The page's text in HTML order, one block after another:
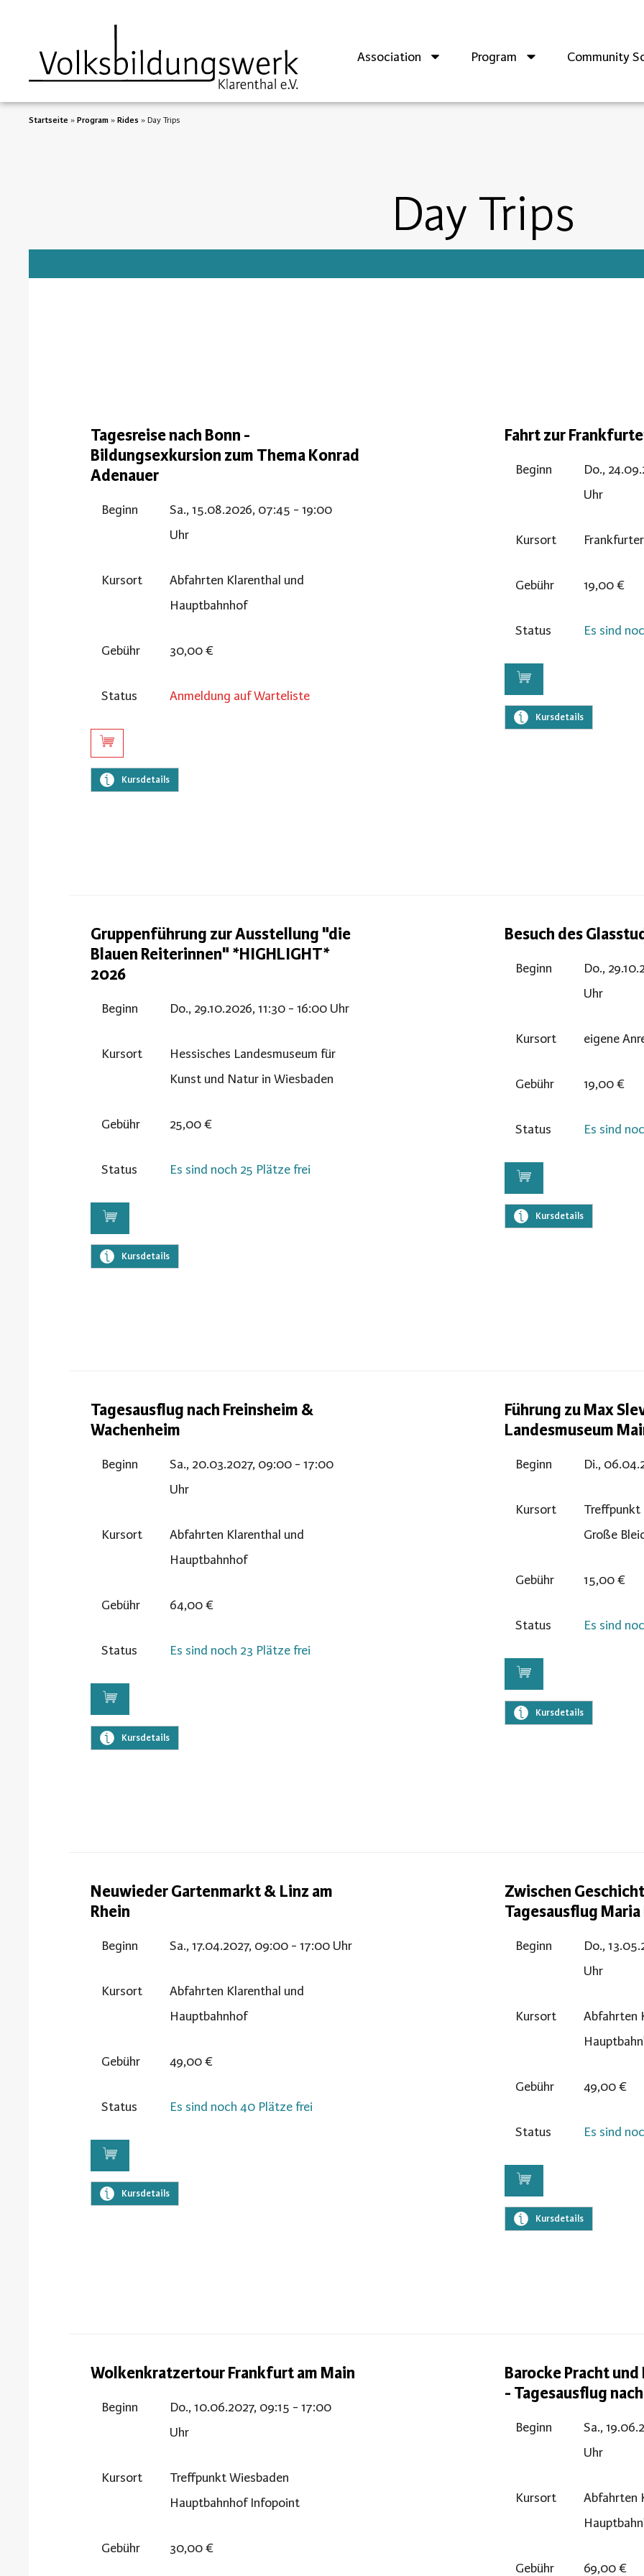
Association Program Community
Startseite » Program » Rides » Day Trips
Day Trips
Tagesreise nach Bonn -
Bildungsexkursion zum Thema Konrad
Adenauer
Beginn
Sa., 15.08.2026, 07:45 - 19:00
Uhr
Kursort
Abfahrten Klarenthal und
Hauptbahnhof
Gebühr 30,00 €
Status Anmeldung auf Warteliste
Kursdetails
Fahrt zur
Beginn
Do.,
Uhr
Kursort
Gebühr 19,00 €
Status Es sind
Kursdetails
Gruppenführung zur Ausstellung "die
Blauen Reiterinnen" *HIGHLIGHT*
2026
Beginn Do., 29.10.2026, 11:30 - 16:00 Uhr
Kursort
Hessisches Landesmuseum für
Kunst und Natur in Wiesbaden
Gebühr 25,00 €
Status Es sind noch 25 Plätze frei
Kursdetails
Besuch des
Beginn
Do.,
Uhr
Kursort eigene
Gebühr 19,00 €
Status Es sind
Kursdetails
Tagesausflug nach Freinsheim &
Wachenheim
Beginn
Sa., 20.03.2027, 09:00 - 17:00
Uhr
Kursort
Abfahrten Klarenthal und
Hauptbahnhof
Gebühr 64,00 €
Status Es sind noch 23 Plätze frei
Kursdetails
Führung zu Max
Landesmuseum
Beginn Di.,
Kursort
Treffpunkt
Große
Gebühr 15,00 €
Status Es sind
Kursdetails
Neuwieder Gartenmarkt & Linz am
Rhein
Beginn Sa., 17.04.2027, 09:00 - 17:00 Uhr
Kursort
Abfahrten Klarenthal und
Hauptbahnhof
Gebühr 49,00 €
Status Es sind noch 40 Plätze frei
Kursdetails
Zwischen
Tagesausflug Maria
Beginn
Do.,
Uhr
Kursort
Abfahrten
Gebühr 49,00 €
Status Es sind
Kursdetails
Wolkenkratzertour Frankfurt am Main
Beginn
Do., 10.06.2027, 09:15 - 17:00
Uhr
Kursort
Treffpunkt Wiesbaden
Hauptbahnhof Infopoint
Gebühr 30,00 €
Barocke Pracht
- Tagesausflug
Beginn
Sa.,
Uhr
Kursort
Abfahrten
Gebühr 69,00 €